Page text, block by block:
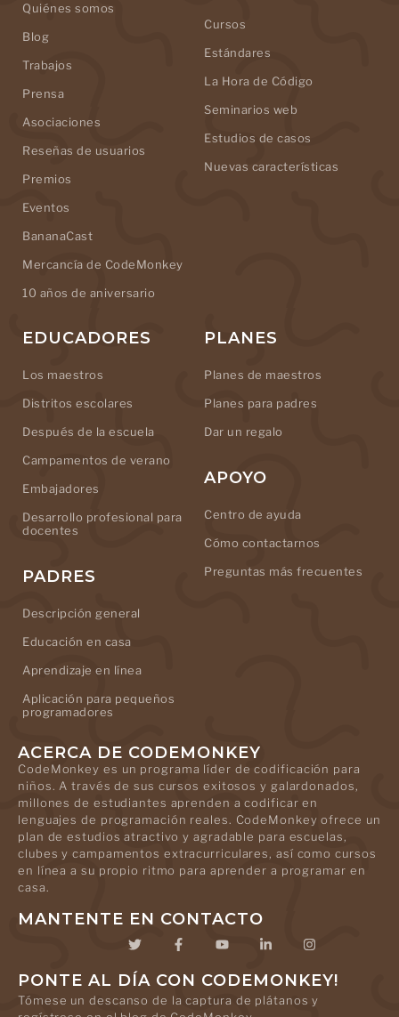
Quiénes somos
Blog
Trabajos
Prensa
Asociaciones
Reseñas de usuarios
Premios
Eventos
BananaCast
Mercancía de CodeMonkey
10 años de aniversario
Cursos
Estándares
La Hora de Código
Seminarios web
Estudios de casos
Nuevas características
EDUCADORES
Los maestros
Distritos escolares
Después de la escuela
Campamentos de verano
Embajadores
Desarrollo profesional para
docentes
PADRES
Descripción general
Educación en casa
Aprendizaje en línea
Aplicación para pequeños
programadores
PLANES
Planes de maestros
Planes para padres
Dar un regalo
APOYO
Centro de ayuda
Cómo contactarnos
Preguntas más frecuentes
ACERCA DE CODEMONKEY
CodeMonkey es un programa líder de codificación para
niños. A través de sus cursos exitosos y galardonados,
millones de estudiantes aprenden a codificar en
lenguajes de programación reales. CodeMonkey ofrece un
plan de estudios atractivo y agradable para escuelas,
clubes y campamentos extracurriculares, así como cursos
en línea a su propio ritmo para aprender a programar en
casa.
MANTENTE EN CONTACTO
PONTE AL DÍA CON CODEMONKEY!
Tómese un descanso de la captura de plátanos y